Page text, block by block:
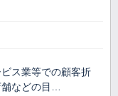
ビス業等での顧客折
舗などの⽬…